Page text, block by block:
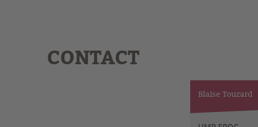
CONTACT
Blaise Touzard